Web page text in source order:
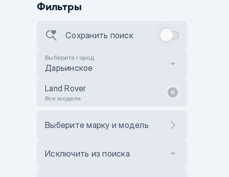
Фильтры
Сохранить поиск
Выберите город
Дарьинское
Land Rover
Все модели
Выберите марку и модель
Исключить из поиска